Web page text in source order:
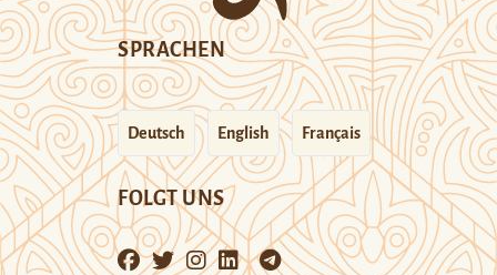
SPRACHEN
Deutsch English Français
FOLGT UNS